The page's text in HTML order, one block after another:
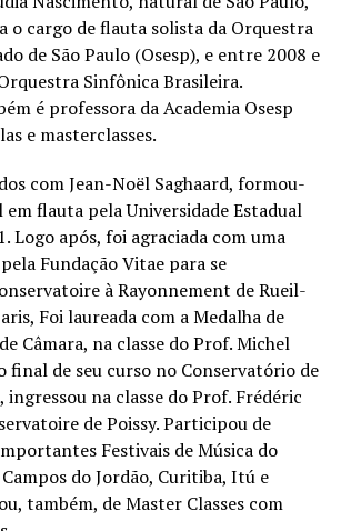
o cargo de flauta solista da Orquestra
de São Paulo (Osesp), e entre 2008 e
Sinfônica Brasileira.
é professora da Academia Osesp
e masterclasses.
com Jean-Noël Saghaard, formou-
em flauta pela Universidade Estadual
Logo após, foi agraciada com uma
Fundação Vitae para se
à Rayonnement de Rueil-
Foi laureada com a Medalha de
Câmara, na classe do Prof. Michel
final de seu curso no Conservatório de
na classe do Prof. Frédéric
de Poissy. Participou de
Festivais de Música do
do Jordão, Curitiba, Itú e
também, de Master Classes com